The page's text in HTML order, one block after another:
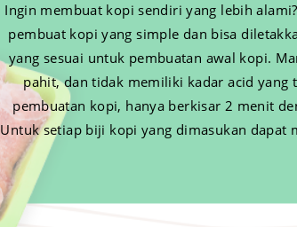
Ingin membuat kopi sendiri yang lebih
pembuat kopi yang simple dan bisa
yang sesuai untuk pembuatan awal kopi.
pahit, dan tidak memiliki kadar acid yang
pembuatan kopi, hanya berkisar 2 menit
Untuk setiap biji kopi yang dimasukan dapat